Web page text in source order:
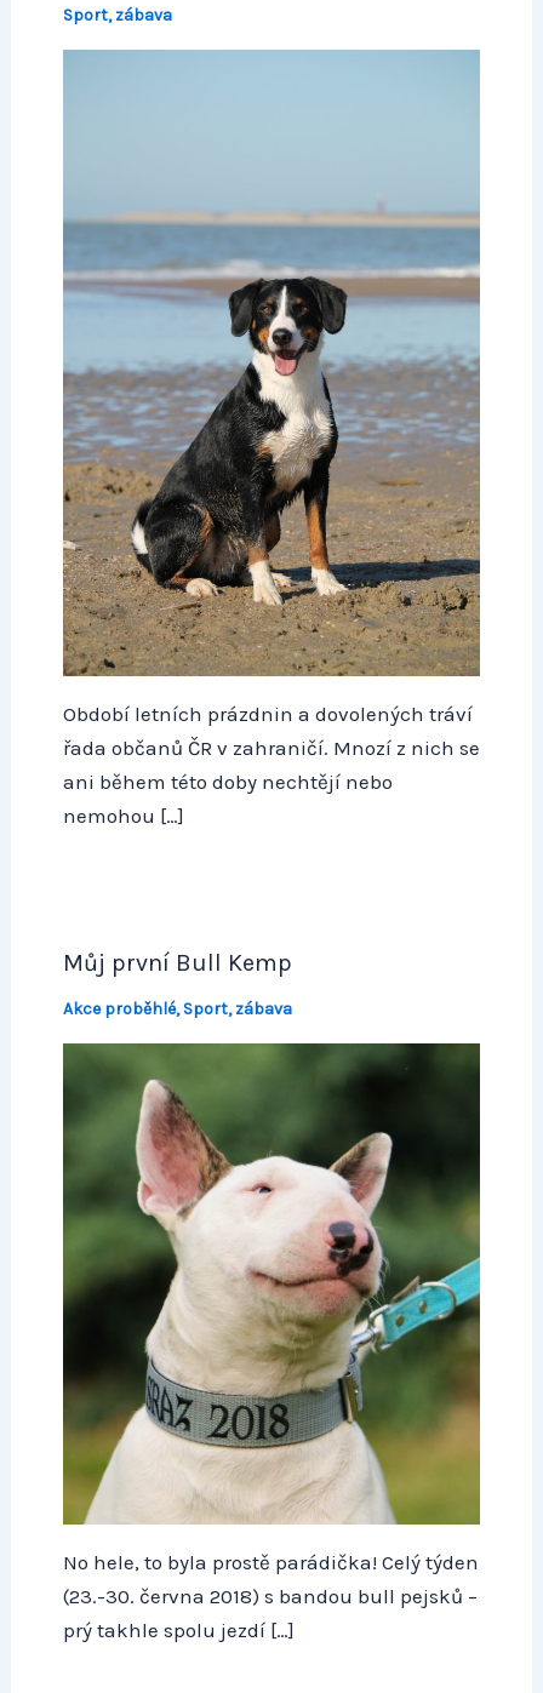
Sport, zábava
Období letních prázdnin a dovolených tráví
řada občanů ČR v zahraničí. Mnozí z nich se
ani během této doby nechtějí nebo
nemohou […]
Můj první Bull Kemp
Akce proběhlé,Sport, zábava
No hele, to byla prostě parádička! Celý týden
(23.-30. června 2018) s bandou bull pejsků –
prý takhle spolu jezdí […]